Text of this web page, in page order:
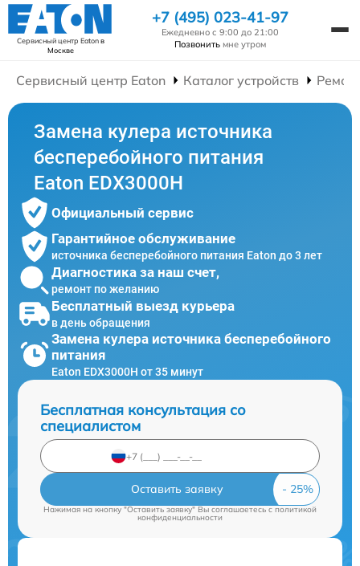
Сервисный центр Eatonв
Москве
+7 (495) 023-41-97
Ежедневно с 9:00 до 21:00
Позвонить мне утром
Сервисный центр Eaton Каталог устройств
Замена кулера источника
бесперебойного питания
Eaton EDX3000H
Официальный сервис
Гарантийное обслуживание
источника бесперебойного питания Eaton до 3 лет
Диагностика за наш счет,
ремонт по желанию
Бесплатный выезд курьера
в день обращения
Замена кулера источника бесперебойного
питания
Eaton EDX3000H от 35 минут
Бесплатная консультация со
специалистом
Оставить заявку
Нажимая на кнопку "Оставить заявку" Вы соглашаетесь cполитикой
конфиденциальности